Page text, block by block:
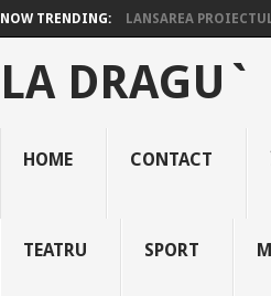
NOW TRENDING: LANSAREA
LA DRAGU`
HOME CONTACT
TEATRU SPORT